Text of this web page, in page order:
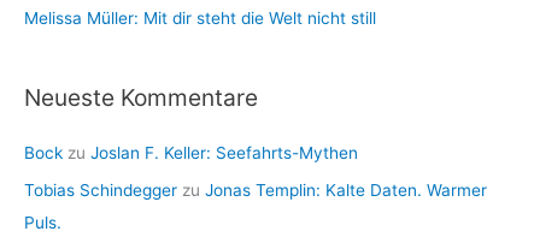
Melissa Müller: Mit dir steht die Welt nicht still
Neueste Kommentare
Bock zu Joslan F. Keller: Seefahrts-Mythen
Tobias Schindegger zu Jonas Templin: Kalte Daten. Warmer
Puls.